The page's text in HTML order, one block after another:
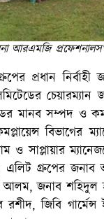
আরএমজি প্রফেশনালস’
প্রধান
মানব সম্পদ ও
বিভাগের
ও সাপ্লায়ার
এলিট গ্রুপের
আলম, জনাব শহিদুল
জিবি